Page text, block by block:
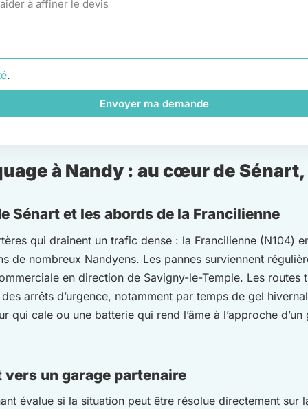
.
Envoyer ma demande
à Nandy : au cœur de
Sénart et les abords de la Francilienne
qui drainent un trafic dense : la Francilienne (N104)
de nombreux Nandyens. Les pannes surviennent
en direction de Savigny-le-Temple. Les
arrêts d’urgence, notamment par temps de gel
qui cale ou une batterie qui rend l’âme à l’approche
un garage partenaire
évalue si la situation peut être résolue directement